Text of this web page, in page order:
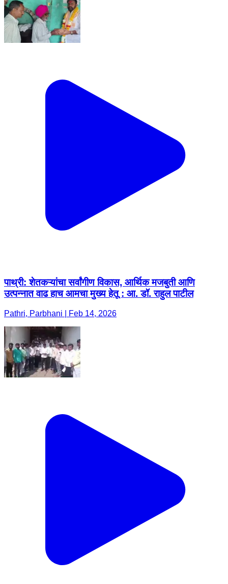
पाथ्री: शेतकऱ्यांचा सर्वांगीण विकास, आर्थिक मजबुती आणि
उत्पन्नात वाढ हाच आमचा मुख्य हेतू : आ. डॉ. राहुल पाटील
Pathri, Parbhani | Feb 14, 2026